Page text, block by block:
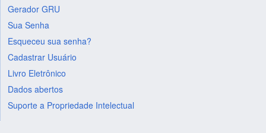
Gerador GRU
Sua Senha
Esqueceu sua senha?
Cadastrar Usuário
Livro Eletrônico
Dados abertos
Suporte a Propriedade Intelectual